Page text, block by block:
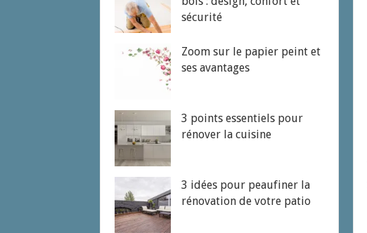
sécurité
Zoom sur le papier peint et
ses avantages
3 points essentiels pour
rénover la cuisine
3 idées pour peaufiner la
rénovation de votre patio